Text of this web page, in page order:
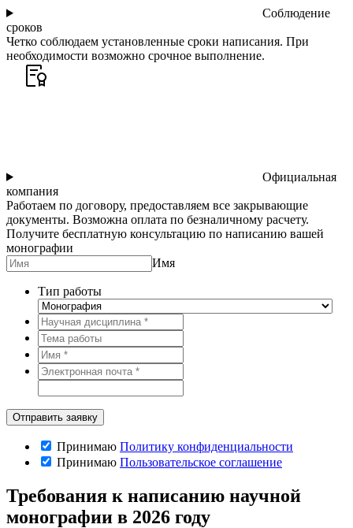
Соблюдение
сроков
Четко соблюдаем установленные сроки написания. При
необходимости возможно срочное выполнение.
Официальная
компания
Работаем по договору, предоставляем все закрывающие
документы. Возможна оплата по безналичному расчету.
Получите бесплатную консультацию по написанию вашей
монографии
Имя
Тип работы
Принимаю Политику конфиденциальности
Принимаю Пользовательское соглашение
Требования к написанию научной
монографии в 2026 году